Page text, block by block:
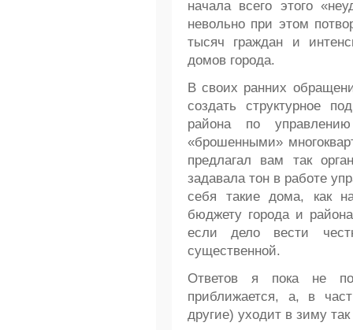
начала всего этого
невольно при этом
тысяч граждан и
домов города.
В своих ранних
создать структурное
района по
«брошенными»
предлагал вам так
задавала тон в работе
себя такие дома, как
бюджету города и
если дело вести
существенной.
Ответов я пока не
приближается, а, в
другие) уходит в зиму